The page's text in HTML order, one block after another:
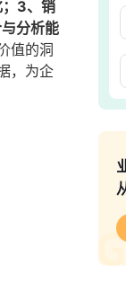
；3、销
分析能
值的洞
，为企